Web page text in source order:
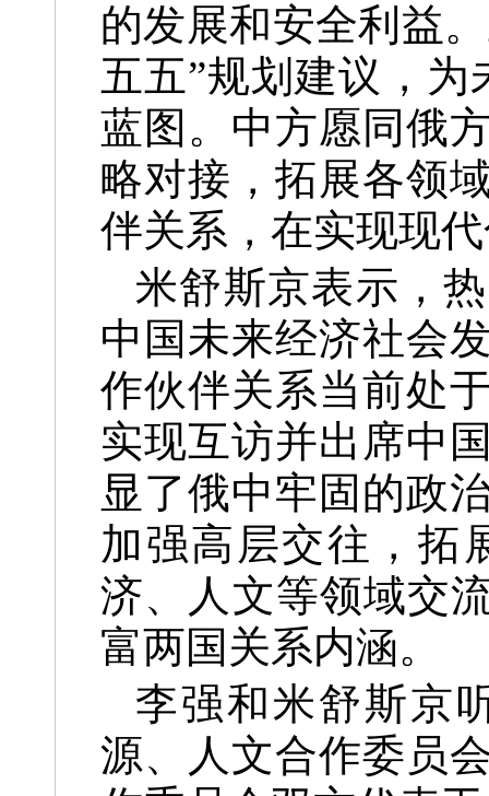
的发展和安全利益
五五”规划建议，
蓝图。中方愿同俄
略对接，拓展各领
伴关系，在实现现
米舒斯京表示，
中国未来经济社会
作伙伴关系当前处
实现互访并出席中
显了俄中牢固的政
加强高层交往，拓
济、人文等领域交
富两国关系内涵。
李强和米舒斯京
源、人文合作委员